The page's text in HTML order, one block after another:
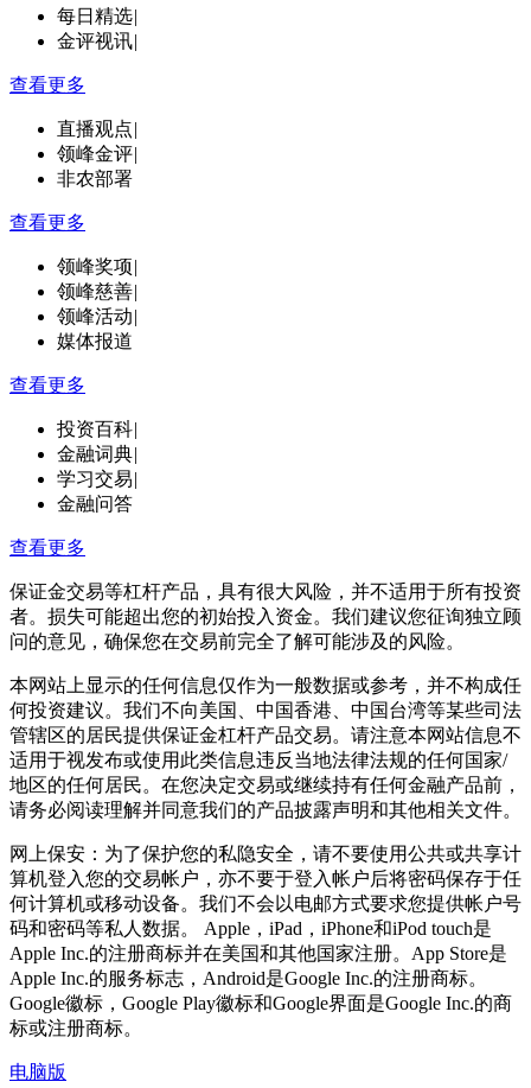
每日精选|
金评视讯|
查看更多
直播观点|
领峰金评|
非农部署
查看更多
领峰奖项|
领峰慈善|
领峰活动|
媒体报道
查看更多
投资百科|
金融词典|
学习交易|
金融问答
查看更多
保证金交易等杠杆产品，具有很大风险，并不适用于所有投资
者。损失可能超出您的初始投入资金。我们建议您征询独立顾
问的意见，确保您在交易前完全了解可能涉及的风险。
本网站上显示的任何信息仅作为一般数据或参考，并不构成任
何投资建议。我们不向美国、中国香港、中国台湾等某些司法
管辖区的居民提供保证金杠杆产品交易。请注意本网站信息不
适用于视发布或使用此类信息违反当地法律法规的任何国家/
地区的任何居民。在您决定交易或继续持有任何金融产品前，
请务必阅读理解并同意我们的产品披露声明和其他相关文件。
网上保安：为了保护您的私隐安全，请不要使用公共或共享计
算机登入您的交易帐户，亦不要于登入帐户后将密码保存于任
何计算机或移动设备。我们不会以电邮方式要求您提供帐户号
码和密码等私人数据。 Apple，iPad，iPhone和iPod touch是
Apple Inc.的注册商标并在美国和其他国家注册。App Store是
Apple Inc.的服务标志，Android是Google Inc.的注册商标。
Google徽标，Google Play徽标和Google界面是Google Inc.的商
标或注册商标。
电脑版